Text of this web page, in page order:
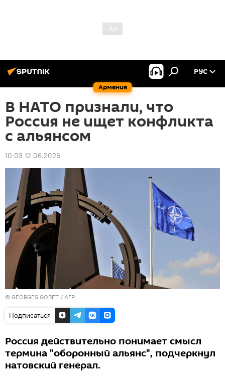
Армения
РУС
В НАТО признали, что
Россия не ищет конфликта
с альянсом
10:03 12.06.2026
© GEORGES GOBET / AFP
Подписаться
Россия действительно понимает смысл
термина "оборонный альянс", подчеркнул
натовский генерал.